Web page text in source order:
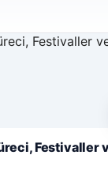
daha iyi
ve geliştirmek
Festivaller